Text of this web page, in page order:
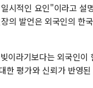
시적인 요인"이라고 설
의 발언은 외국인의 한
이라기보다는 외국인이
평가와 신뢰가 반영